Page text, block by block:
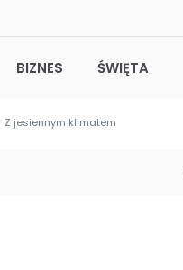
BIZNES ŚWIĘTA
Z jesiennym klimatem